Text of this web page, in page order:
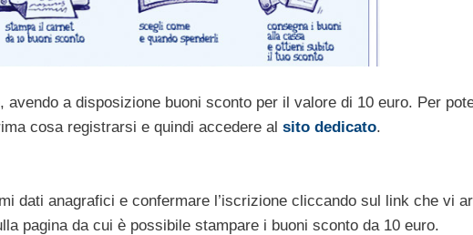
a disposizione buoni sconto per il valore di 10 euro. Per
cosa registrarsi e quindi accedere al sito dedicato.
dati anagrafici e confermare l’iscrizione cliccando sul link che vi
pagina da cui è possibile stampare i buoni sconto da 10 euro.